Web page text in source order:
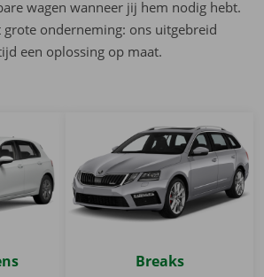
wagen wanneer jij hem nodig hebt.
grote onderneming: ons uitgebreid
een oplossing op maat.
Breaks